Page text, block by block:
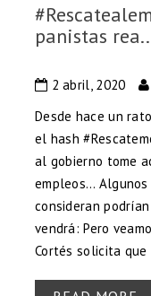
panistas
2 abril, 2020
Desde hace un
el hash
al gobierno tome
empleos…
consideran
vendrá: Pero
Cortés solicita que